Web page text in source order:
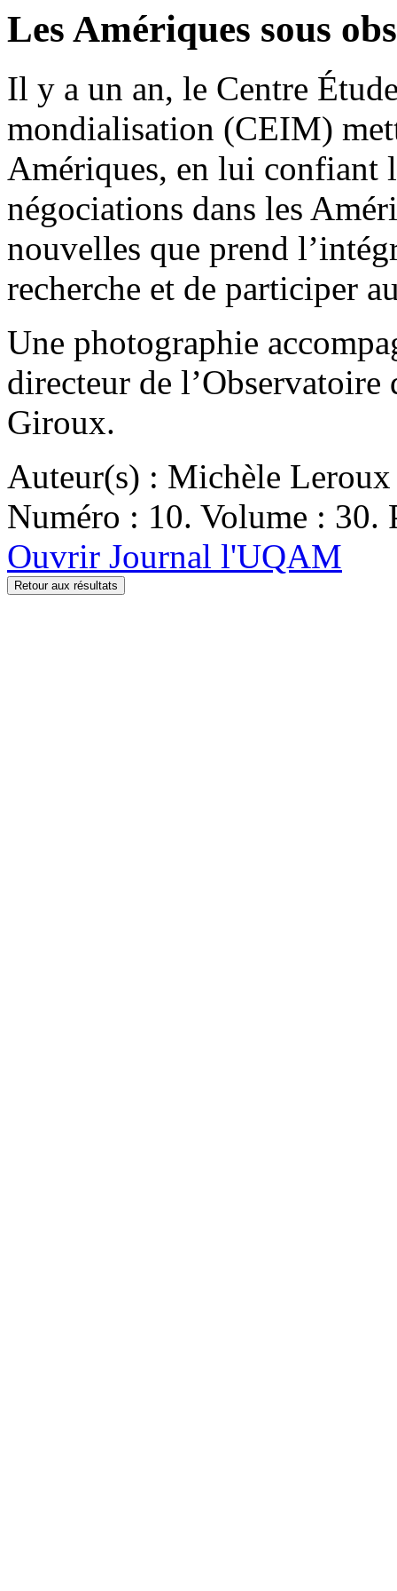
Les Amériques sous
Il y a un an, le Centre
mondialisation (CEIM)
Amériques, en lui confiant
négociations dans les
nouvelles que prend
recherche et de participer
Une photographie
directeur de
Giroux.
Auteur(s) : Michèle Leroux
Numéro : 10. Volume : 30.
Ouvrir Journal l'UQAM
Retour aux résultats